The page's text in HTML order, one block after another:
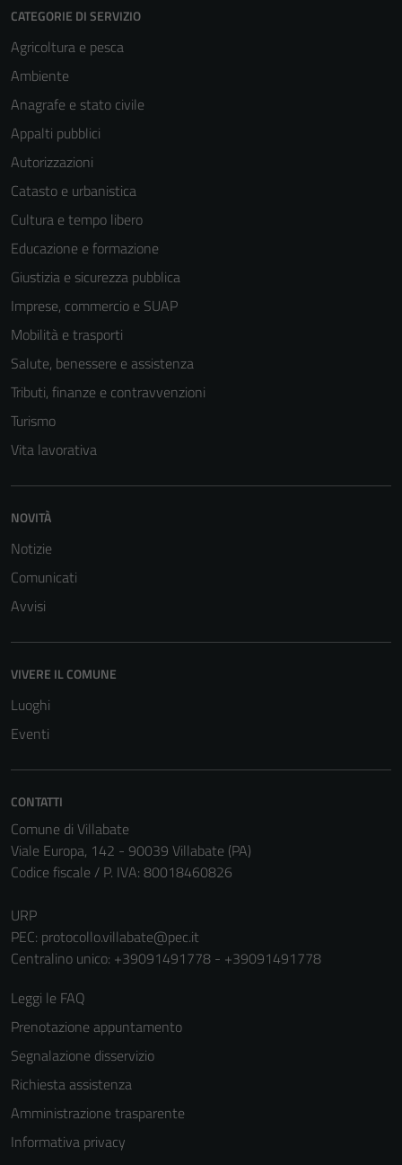
CATEGORIE DI SERVIZIO
Agricoltura e pesca
Ambiente
Anagrafe e stato civile
Appalti pubblici
Autorizzazioni
Catasto e urbanistica
Cultura e tempo libero
Educazione e formazione
Giustizia e sicurezza pubblica
Imprese, commercio e SUAP
Mobilità e trasporti
Salute, benessere e assistenza
Tributi, finanze e contravvenzioni
Turismo
Vita lavorativa
NOVITÀ
Notizie
Comunicati
Avvisi
VIVERE IL COMUNE
Luoghi
Eventi
CONTATTI
Comune di Villabate
Viale Europa, 142 - 90039 Villabate (PA)
Codice fiscale / P. IVA: 80018460826
URP
PEC: protocollo.villabate@pec.it
Centralino unico: +39091491778 - +39091491778
Leggi le FAQ
Prenotazione appuntamento
Segnalazione disservizio
Richiesta assistenza
Amministrazione trasparente
Informativa privacy
Questi cookie